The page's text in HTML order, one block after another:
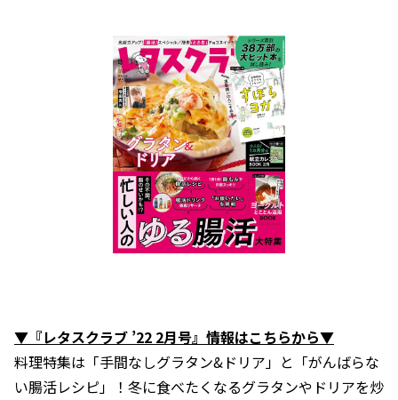
▼『レタスクラブ ’22 2月号』情報はこちらから▼
料理特集は「手間なしグラタン&ドリア」と「がんばらな
い腸活レシピ」！冬に食べたくなるグラタンやドリアを炒